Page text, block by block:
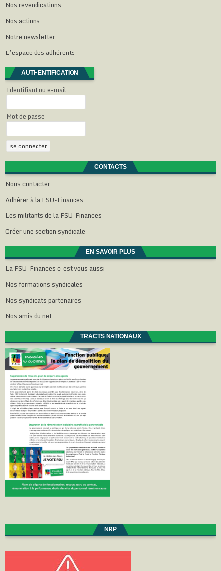
)
Nos revendications
Nos actions
Notre newsletter
L’espace des adhérents
AUTHENTIFICATION
Identifiant ou e-mail
Mot de passe
CONTACTS
Nous contacter
Adhérer à la FSU-Finances
Les militants de la FSU-Finances
Créer une section syndicale
EN SAVOIR PLUS
La FSU-Finances c’est vous aussi
Nos formations syndicales
Nos syndicats partenaires
Nos amis du net
TRACTS NATIONAUX
NRP